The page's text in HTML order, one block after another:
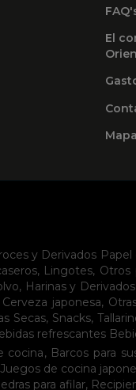
El
y Derivados Papel
, Lingotes, Otros
, Harinas y Derivados
Cerveza japonesa,
Secas, Snacks,
refrescantes
cocina, Barcos para
Juegos de cocina
para afilar,